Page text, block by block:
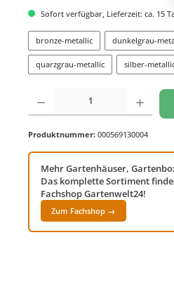
Sofort verfügbar, Lieferzeit: ca. 15
bronze-metallic dunkelgrau-
quarzgrau-metallic silber-
Produkt Anzahl: Gib den gewünschten
Produktnummer: 000569130004
Mehr Gartenhäuser,
Das komplette Sortiment
Fachshop Gartenwelt24!
Zum Fachshop →